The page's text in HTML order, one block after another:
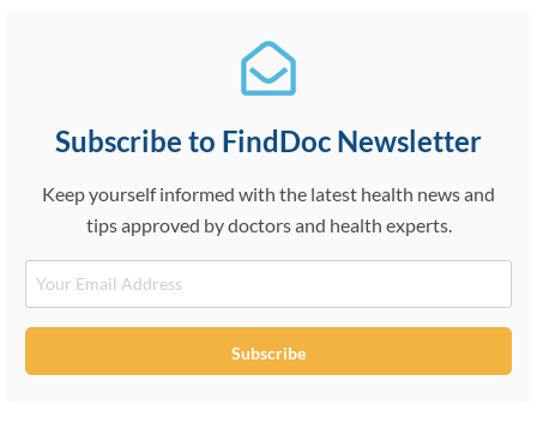
Subscribe to FindDoc Newsletter
Keep yourself informed with the latest health news and
tips approved by doctors and health experts.
Email
Subscribe